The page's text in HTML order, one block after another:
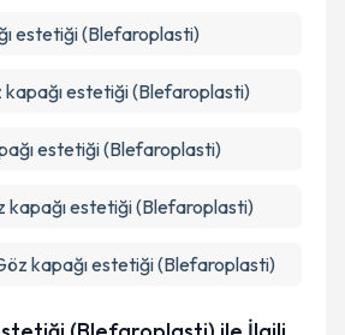
estetiği (Blefaroplasti)
kapağı estetiği (Blefaroplasti)
estetiği (Blefaroplasti)
kapağı estetiği (Blefaroplasti)
kapağı estetiği (Blefaroplasti)